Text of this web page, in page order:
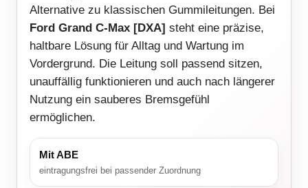
Alternative zu klassischen Gummileitungen. Bei
Ford Grand C-Max [DXA] steht eine präzise,
haltbare Lösung für Alltag und Wartung im
Vordergrund. Die Leitung soll passend sitzen,
unauffällig funktionieren und auch nach längerer
Nutzung ein sauberes Bremsgefühl
ermöglichen.
Mit ABE
eintragungsfrei bei passender Zuordnung